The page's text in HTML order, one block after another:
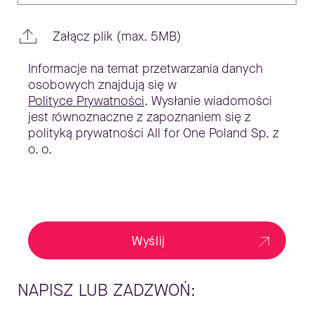
Załącz plik (max. 5MB)
Informacje na temat przetwarzania danych
osobowych znajdują się w
Polityce Prywatności. Wysłanie wiadomości
jest równoznaczne z zapoznaniem się z
polityką prywatności All for One Poland Sp. z
o. o.
Wyślij
NAPISZ LUB ZADZWOŃ: